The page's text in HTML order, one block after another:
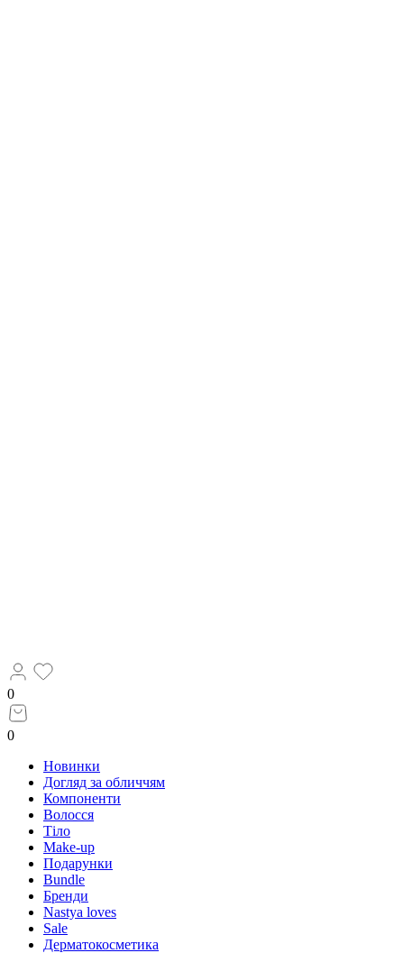
0
0
Новинки
Догляд за обличчям
Компоненти
Волосся
Тіло
Make-up
Подарунки
Bundle
Бренди
Nastya loves
Sale
Дерматокосметика